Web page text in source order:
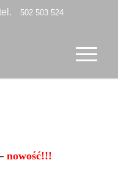
502 503 524
nowość!!!